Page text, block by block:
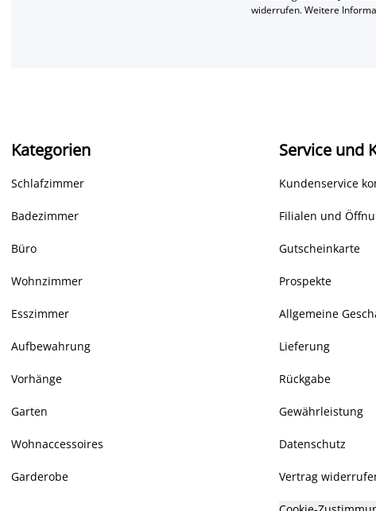
widerrufen. Weitere
Kategorien
Schlafzimmer
Badezimmer
Büro
Wohnzimmer
Esszimmer
Aufbewahrung
Vorhänge
Garten
Wohnaccessoires
Garderobe
Service und
Kundenservice
Filialen und
Gutscheinkarte
Prospekte
Allgemeine
Lieferung
Rückgabe
Gewährleistung
Datenschutz
Vertrag